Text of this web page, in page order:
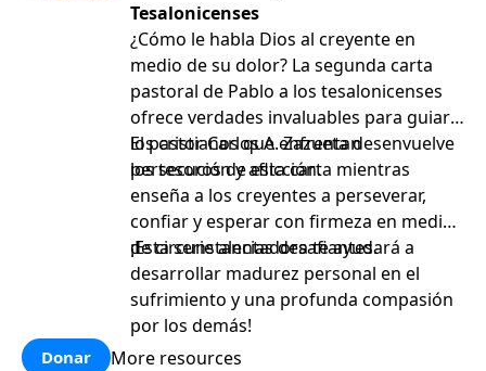
Tesalonicenses
¿Cómo le habla Dios al creyente en
medio de su dolor? La segunda carta
pastoral de Pablo a los tesalonicenses
ofrece verdades invaluables para guiar a
los cristianos que enfrentan
persecución y aflicción.
El pastor Carlos A. Zazueta desenvuelve
los tesoros de esta carta mientras
enseña a los creyentes a perseverar,
confiar y esperar con firmeza en medio
de circunstancias desafiantes.
¡Esta serie alentadora te ayudará a
desarrollar madurez personal en el
sufrimiento y una profunda compasión
por los demás!
Donar More resources